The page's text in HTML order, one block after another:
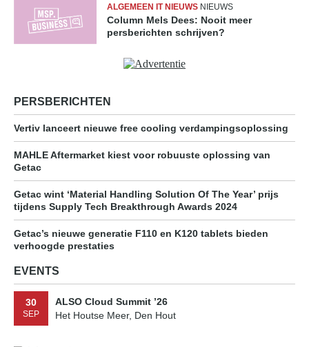
ALGEMEEN IT NIEUWS NIEUWS
Column Mels Dees: Nooit meer
persberichten schrijven?
PERSBERICHTEN
Vertiv lanceert nieuwe free cooling verdampingsoplossing
MAHLE Aftermarket kiest voor robuuste oplossing van
Getac
Getac wint ‘Material Handling Solution Of The Year’ prijs
tijdens Supply Tech Breakthrough Awards 2024
Getac’s nieuwe generatie F110 en K120 tablets bieden
verhoogde prestaties
EVENTS
30
SEP
ALSO Cloud Summit ’26
Het Houtse Meer, Den Hout